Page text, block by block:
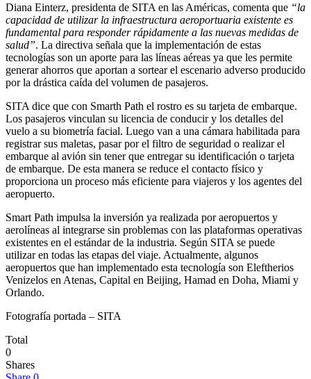
Diana Einterz, presidenta de SITA en las Américas, comenta que “la
capacidad de utilizar la infraestructura aeroportuaria existente es
fundamental para responder rápidamente a las nuevas medidas de
salud”. La directiva señala que la implementación de estas
tecnologías son un aporte para las líneas aéreas ya que les permite
generar ahorros que aportan a sortear el escenario adverso producido
por la drástica caída del volumen de pasajeros.
SITA dice que con Smarth Path el rostro es su tarjeta de embarque.
Los pasajeros vinculan su licencia de conducir y los detalles del
vuelo a su biometría facial. Luego van a una cámara habilitada para
registrar sus maletas, pasar por el filtro de seguridad o realizar el
embarque al avión sin tener que entregar su identificación o tarjeta
de embarque. De esta manera se reduce el contacto físico y
proporciona un proceso más eficiente para viajeros y los agentes del
aeropuerto.
Smart Path impulsa la inversión ya realizada por aeropuertos y
aerolíneas al integrarse sin problemas con las plataformas operativas
existentes en el estándar de la industria. Según SITA se puede
utilizar en todas las etapas del viaje. Actualmente, algunos
aeropuertos que han implementado esta tecnología son Eleftherios
Venizelos en Atenas, Capital en Beijing, Hamad en Doha, Miami y
Orlando.
Fotografía portada – SITA
Total
0
Shares